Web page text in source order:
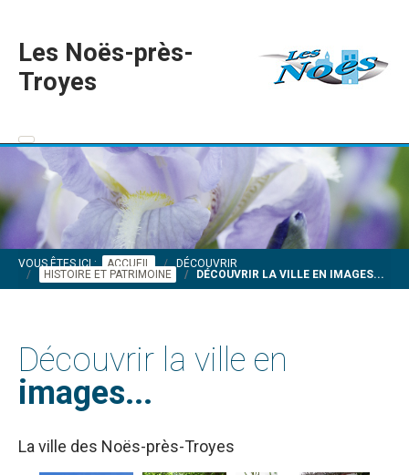
Les Noës-près-
Troyes
VOUS ÊTES ICI : ACCUEIL
DÉCOUVRIR
HISTOIRE ET PATRIMOINE
DÉCOUVRIR LA VILLE EN IMAGES...
Découvrir la ville en
images...
La ville des Noës-près-Troyes